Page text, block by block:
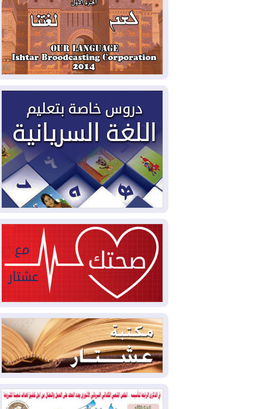
2026-08-04بيترو يشكو تزوير الانتخابات
الرئاسية ويحذر من "حرب أهلية" في
كولومبيا
2026-08-03رئيس إقليم كوردستان في
2026-08-03العراق يؤكد مجدداً التزامه
بمنع الهجمات على الدول المجاورة
2026-08-03العجز والاقتراض يطوقان
المالية العراقية.. اقتراض يتجاوز 3 تريليونات
دينار!
2026-08-03كوبا تغرق في الظلام مجددا
2026-08-03
أوامر بإجلاء 60 ألف شخص
بسبب الحرائق في ولاية واشنطن
2026-08-02
مشروع "حسابي" يُمهل
الموظفين حتى نهاية أغسطس لاستلام
بطاقاتهم المصرفية
2026-08-02دمشق وعمّان تحذران بغداد:
أي هجوم من أراضي العراق سيواجه برد
2026-08-02ترامب: الولايات المتحدة
وإسرائيل تعلقان شن ضربات على إيران